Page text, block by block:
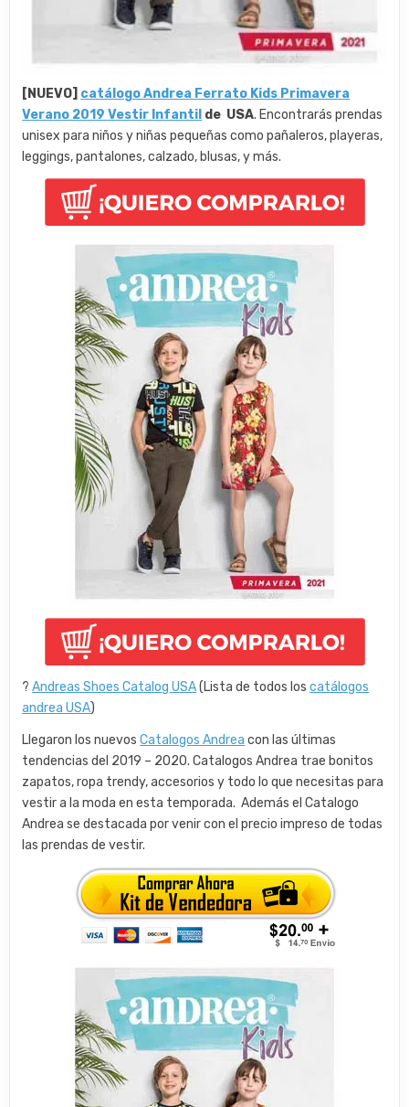
[NUEVO] catálogo Andrea Ferrato Kids Primavera
Verano 2019 Vestir Infantil de USA. Encontrarás prendas
unisex para niños y niñas pequeñas como pañaleros, playeras,
leggings, pantalones, calzado, blusas, y más.
?Andreas Shoes Catalog USA(Lista de todos loscatálogos
andrea USA)
Llegaron los nuevosCatalogos Andrea con las últimas
tendencias del 2019 – 2020. Catalogos Andrea trae bonitos
zapatos, ropa trendy, accesorios y todo lo que necesitas para
vestir a la moda en esta temporada. Además el Catalogo
Andrea se destacada por venir con el precio impreso de todas
las prendas de vestir.